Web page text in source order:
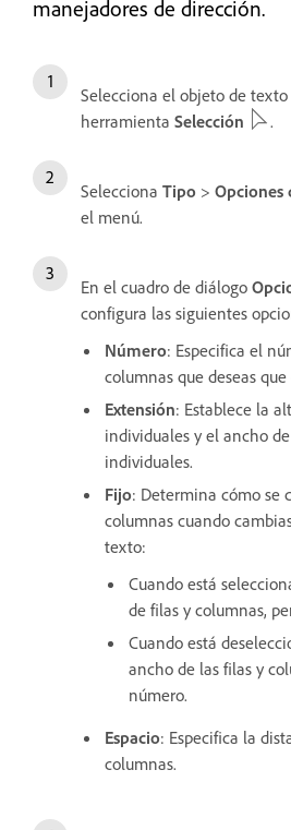
manejadores de dirección.
Selecciona el objeto de
herramienta Selección .
Selecciona Tipo > Opciones
el menú.
En el cuadro de diálogo
configura las siguientes
Número: Especifica el
columnas que deseas
Extensión: Establece la
individuales y el ancho
individuales.
Fijo: Determina cómo se
columnas cuando
texto:
Cuando está
de filas y columnas,
Cuando está
ancho de las filas y
número.
Espacio: Especifica la
columnas.